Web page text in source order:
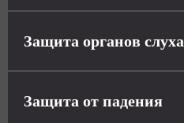
Защита органов слуха
Защита от падения